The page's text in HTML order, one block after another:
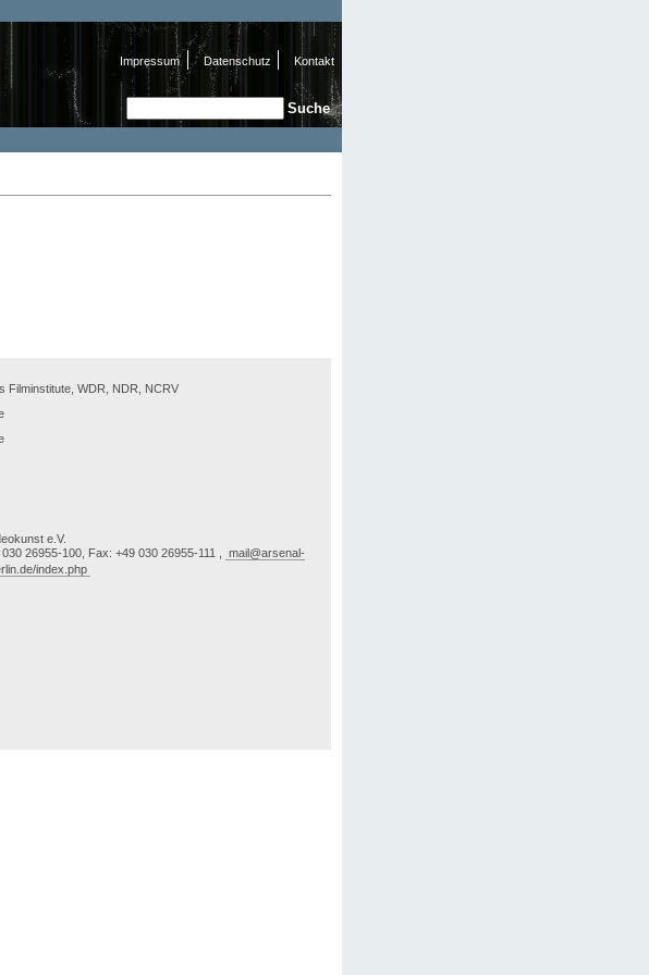
Impressum Datenschutz Kontakt
Suchformular
Filminstitute, WDR, NDR, NCRV
e.V.
26955-100, Fax: +49 030 26955-111 ,
mail@arsenal-
index.php